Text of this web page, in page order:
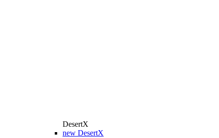
DesertX
new DesertX